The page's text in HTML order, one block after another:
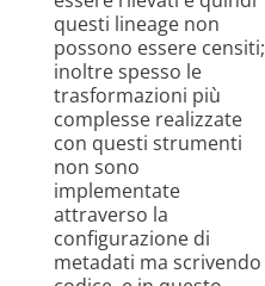
questi lineage non
possono essere censiti;
inoltre spesso le
trasformazioni più
complesse realizzate
con questi strumenti
non sono
implementate
attraverso la
configurazione di
metadati ma scrivendo